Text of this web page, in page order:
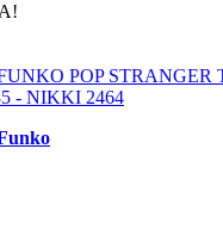
POP STRANGER
- NIKKI 2464